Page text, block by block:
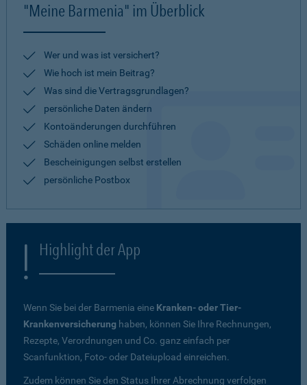
"Meine Barmenia" im Überblick
Wer und was ist versichert?
Wie hoch ist mein Beitrag?
Was sind die Vertragsgrundlagen?
persönliche Daten ändern
Kontoänderungen durchführen
Schäden online melden
Bescheinigungen selbst erstellen
persönliche Postbox
Highlight der App
Wenn Sie bei der Barmenia eine Kranken- oder Tier-
Krankenversicherung haben, können Sie Ihre Rechnungen,
Rezepte, Verordnungen und Co. ganz einfach per
Scanfunktion, Foto- oder Dateiupload einreichen.
Zudem können Sie den Status Ihrer Abrechnung verfolgen